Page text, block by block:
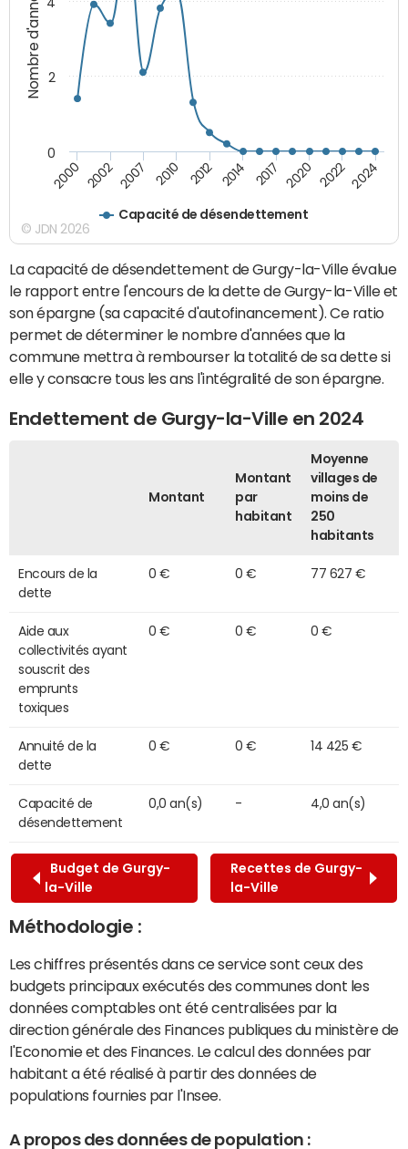
Nombre d'années
Capacité de désendettement
2000 2002 2007 2010 2012 2014 2017 2020 2022 2024
0
2
© JDN 2026
La capacité de désendettement de Gurgy-la-Ville évalue
le rapport entre l'encours de la dette de Gurgy-la-Ville et
son épargne (sa capacité d'autofinancement). Ce ratio
permet de déterminer le nombre d'années que la
commune mettra à rembourser la totalité de sa dette si
elle y consacre tous les ans l'intégralité de son épargne.
Endettement de Gurgy-la-Ville en 2024
Montant
Montant
par
habitant
Moyenne
villages de
moins de
250
habitants
Encours de la
dette
0 € 0 € 77 627 €
Aide aux
collectivités ayant
souscrit des
emprunts
toxiques
0 € 0 € 0 €
Annuité de la
dette
0 € 0 € 14 425 €
Capacité de
désendettement
0,0 an(s) - 4,0 an(s)
Budget de Gurgy-
la-Ville
Recettes de Gurgy-
la-Ville
Méthodologie :
Les chiffres présentés dans ce service sont ceux des
budgets principaux exécutés des communes dont les
données comptables ont été centralisées par la
direction générale des Finances publiques du ministère de
l'Economie et des Finances. Le calcul des données par
habitant a été réalisé à partir des données de
populations fournies par l'Insee.
A propos des données de population :